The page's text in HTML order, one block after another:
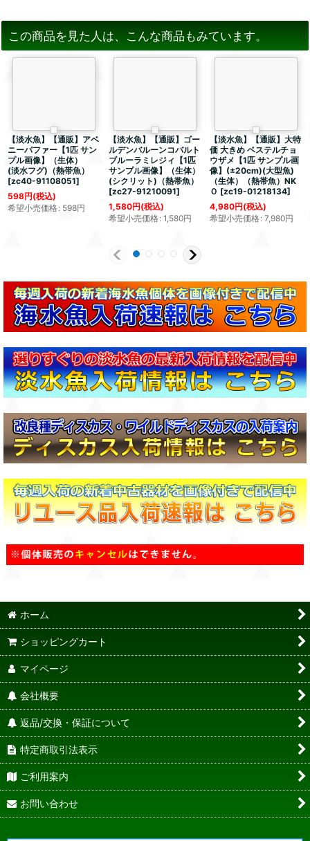
この商品を見た人は、こんな商品もみています。
【淡水魚】【通販】アベ
ニーパファー【1匹 サン
プル画像】（生体）
(淡水フグ)（熱帯魚）
[zc40-91108051]
598円(税込)
希望小売価格: 598円
【淡水魚】【通販】ゴー
ルデンバルーンコバルト
ブルーラミレジィ【1匹
サンプル画像】（生体）
(シクリット)（熱帯魚）
[zc27-91210091]
1,580円(税込)
希望小売価格: 1,580円
【淡水魚】【通販】大特
価 大きめ ベステルチョ
ウザメ【1匹 サンプル画
像】(±20cm)(大型魚)
（生体）（熱帯魚）NK
Ｏ [zc19-01218134]
4,980円(税込)
希望小売価格: 7,980円
ホーム
ショッピングカート
マイページ
会社概要
返品/交換・保証について
特定商取引法表示
ご利用案内
お問い合わせ